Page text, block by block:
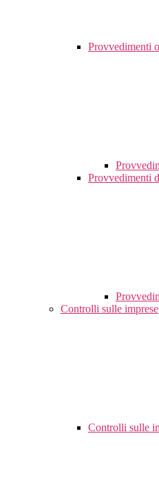
Provvedimenti
Provvedimenti
Controlli sulle imprese
Controlli sulle